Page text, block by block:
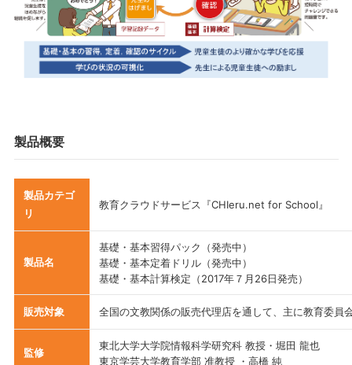
製品概要
製品カテゴ
リ
教育クラウドサービス『CHIeru.net for School』
製品名
基礎・基本習得パック（発売中）
基礎・基本定着ドリル（発売中）
基礎・基本計算検定（2017年７月26日発売）
販売対象 全国の文教関係の販売代理店を通して、主に教育委員
監修
東北大学大学院情報科学研究科 教授・堀田 龍也
東京学芸大学教育学部 准教授 ・高橋 純